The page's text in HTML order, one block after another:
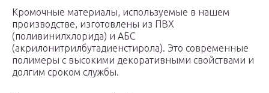
Кромочные материалы, используемые в нашем
производстве, изготовлены из ПВХ
(поливинилхлорида) и АБС
(акрилонитрилбутадиенстирола). Это современные
полимеры с высокими декоративными свойствами и
долгим сроком службы.